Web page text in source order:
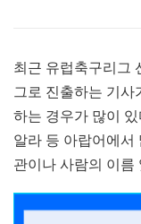
최근 유럽축구리그
그로 진출하는 기사
하는 경우가 많이
알라 등 아랍어에서
관이나 사람의 이름